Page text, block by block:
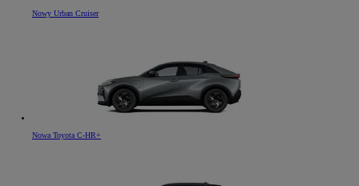
Nowy Urban Cruiser
Nowa Toyota C-HR+